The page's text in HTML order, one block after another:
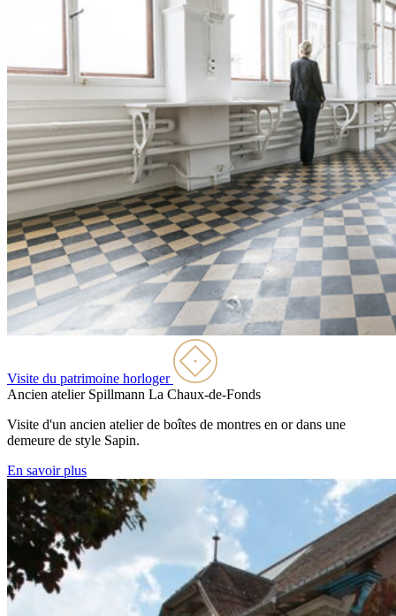
Visite du patrimoine horloger
Ancien atelier Spillmann La Chaux-de-Fonds
Visite d'un ancien atelier de boîtes de montres en or dans une
demeure de style Sapin.
En savoir plus